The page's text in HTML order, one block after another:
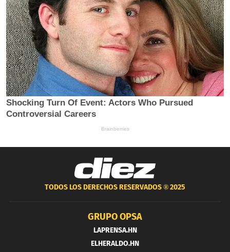
TODOS LOS DERECHOS RESERVADOS ®2025
GRUPO OPSA
LAPRENSA.HN
ELHERALDO.HN